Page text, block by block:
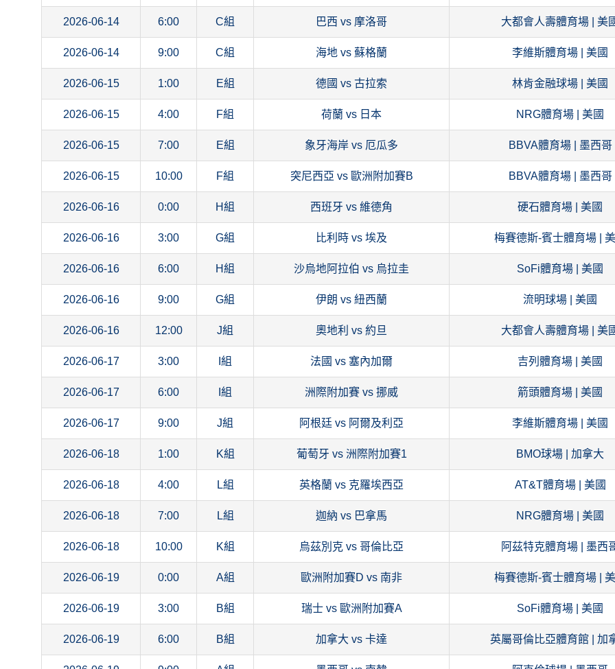
2026-06-14 6:00 C組 巴西 vs 摩洛哥 大都會人壽體育場 | 美
2026-06-14 9:00 C組 海地 vs 蘇格蘭 李維斯體育場 | 美國
2026-06-15 1:00 E組 德國 vs 古拉索 林肯金融球場 | 美國
2026-06-15 4:00 F組 荷蘭 vs 日本 NRG體育場 | 美國
2026-06-15 7:00 E組 象牙海岸 vs 厄瓜多 BBVA體育場 | 墨西哥
2026-06-15 10:00 F組 突尼西亞 vs 歐洲附加賽B BBVA體育場 | 墨西哥
2026-06-16 0:00 H組 西班牙 vs 維德角 硬石體育場 | 美國
2026-06-16 3:00 G組 比利時 vs 埃及 梅賽德斯-賓士體育場 |
2026-06-16 6:00 H組 沙烏地阿拉伯 vs 烏拉圭 SoFi體育場 | 美國
2026-06-16 9:00 G組 伊朗 vs 紐西蘭 流明球場 | 美國
2026-06-16 12:00 J組 奧地利 vs 約旦 大都會人壽體育場 | 美
2026-06-17 3:00 I組 法國 vs 塞內加爾 吉列體育場 | 美國
2026-06-17 6:00 I組 洲際附加賽 vs 挪威 箭頭體育場 | 美國
2026-06-17 9:00 J組 阿根廷 vs 阿爾及利亞 李維斯體育場 | 美國
2026-06-18 1:00 K組 葡萄牙 vs 洲際附加賽1 BMO球場 | 加拿大
2026-06-18 4:00 L組 英格蘭 vs 克羅埃西亞 AT&T體育場 | 美國
2026-06-18 7:00 L組 迦納 vs 巴拿馬 NRG體育場 | 美國
2026-06-18 10:00 K組 烏茲別克 vs 哥倫比亞 阿茲特克體育場 | 墨西
2026-06-19 0:00 A組 歐洲附加賽D vs 南非 梅賽德斯-賓士體育場 |
2026-06-19 3:00 B組 瑞士 vs 歐洲附加賽A SoFi體育場 | 美國
2026-06-19 6:00 B組 加拿大 vs 卡達 英屬哥倫比亞體育館 | 加